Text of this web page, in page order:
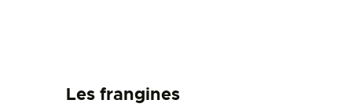
Les frangines